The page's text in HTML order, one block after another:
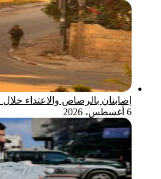
إصابتان بالرصاص والاعتداء خلال
6 أغسطس، 2026